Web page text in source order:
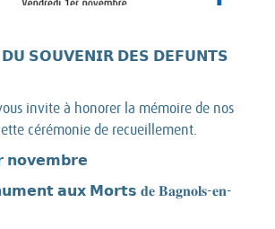
𝗦𝗢𝗨𝗩𝗘𝗡𝗜𝗥 𝗗𝗘𝗦 𝗗𝗘𝗙𝗨𝗡𝗧𝗦
invite à honorer la mémoire de nos
cérémonie de recueillement.
𝗻𝗼𝘃𝗲𝗺𝗯𝗿𝗲
𝗮𝘂𝘅 𝗠𝗼𝗿𝘁𝘀 𝐝𝐞 𝐁𝐚𝐠𝐧𝐨𝐥𝐬-𝐞𝐧-